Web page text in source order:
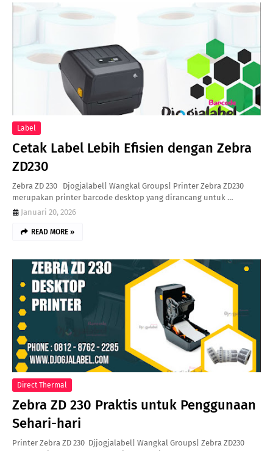
Label
Cetak Label Lebih Efisien dengan Zebra
ZD230
Zebra ZD 230 Djogjalabel| Wangkal Groups| Printer Zebra ZD230
merupakan printer barcode desktop yang dirancang untuk …
Januari 20, 2026
READ MORE »
Direct Thermal
Zebra ZD 230 Praktis untuk Penggunaan
Sehari-hari
Printer Zebra ZD 230 Djjogjalabel| Wangkal Groups| Zebra ZD230